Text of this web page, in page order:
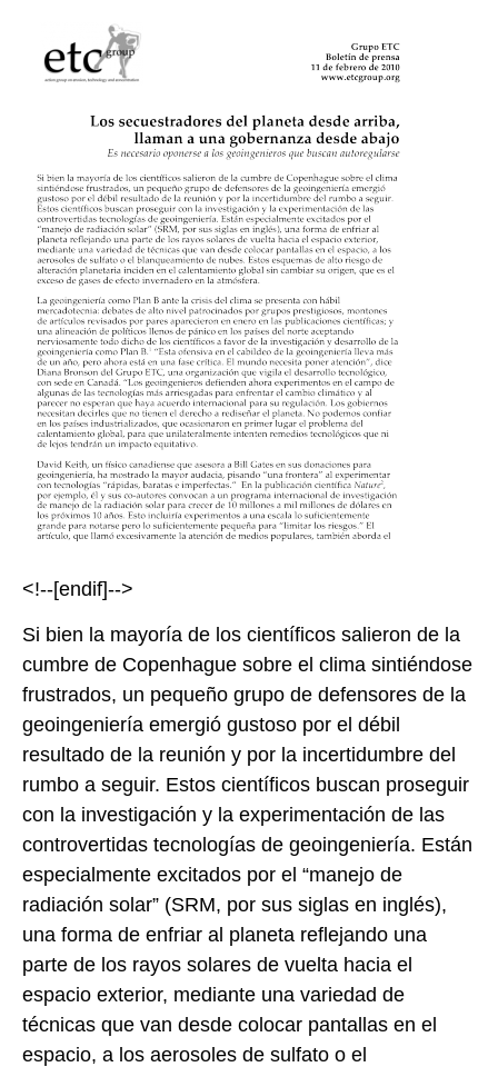
<!--[endif]-->
Si bien la mayoría de los científicos salieron de la
cumbre de Copenhague sobre el clima sintiéndose
frustrados, un pequeño grupo de defensores de la
geoingeniería emergió gustoso por el débil
resultado de la reunión y por la incertidumbre del
rumbo a seguir. Estos científicos buscan proseguir
con la investigación y la experimentación de las
controvertidas tecnologías de geoingeniería. Están
especialmente excitados por el “manejo de
radiación solar” (SRM, por sus siglas en inglés),
una forma de enfriar al planeta reflejando una
parte de los rayos solares de vuelta hacia el
espacio exterior, mediante una variedad de
técnicas que van desde colocar pantallas en el
espacio, a los aerosoles de sulfato o el